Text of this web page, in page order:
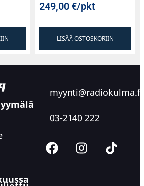
249,00€/pkt
LISÄÄ OSTOSKORIIN
myynti@radiokulma.fi
03-2140 222